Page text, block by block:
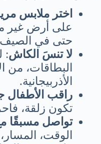
اختر ملابس
على أرض غير
حتى في
لا تنسَ الكاش:
البطاقات،
الأذربيجانية.
راقب الأطفال
تكون زلقة،
تواصل مسبقًا
الوقت،